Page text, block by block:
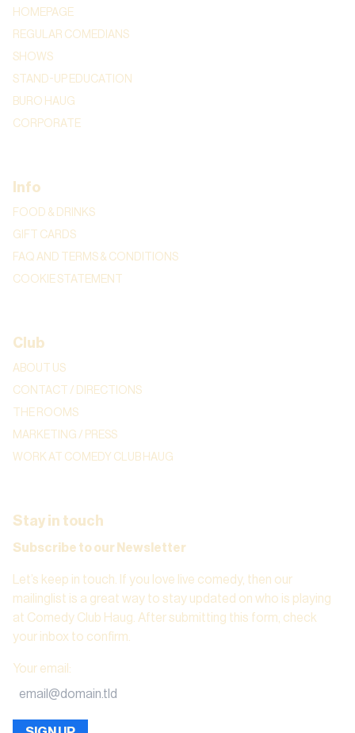
HOMEPAGE
REGULAR COMEDIANS
SHOWS
STAND-UP EDUCATION
BURO HAUG
CORPORATE
Info
FOOD & DRINKS
GIFT CARDS
FAQ AND TERMS & CONDITIONS
COOKIE STATEMENT
Club
ABOUT US
CONTACT / DIRECTIONS
THE ROOMS
MARKETING / PRESS
WORK AT COMEDY CLUB HAUG
Stay in touch
Subscribe to our Newsletter
Let’s keep in touch. If you love live comedy, then our
mailinglist is a great way to stay updated on who is playing
at Comedy Club Haug. After submitting this form, check
your inbox to confirm.
Your email :